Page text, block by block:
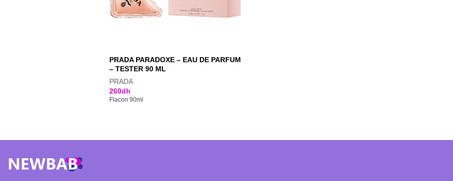
PRADA PARADOXE – EAU DE PARFUM
– TESTER 90 ML
PRADA
260dh
Flacon 90ml